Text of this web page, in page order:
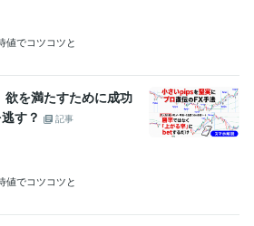
値でコツコツと
欲を満たすために成功
す？
記事
値でコツコツと